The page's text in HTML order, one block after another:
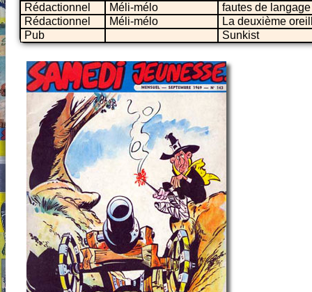
Rédactionnel
Méli-mélo
fautes de langage
Rédactionnel
Méli-mélo
La deuxième
Pub
Sunkist